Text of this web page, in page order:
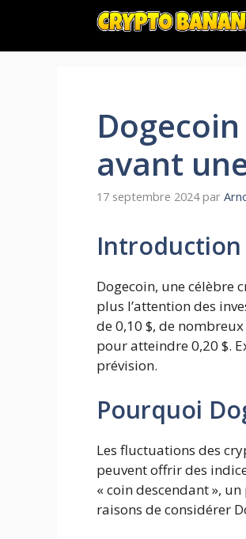
contenu
avant
17 septembre 2024 par
Introduction
Dogecoin, une célèbre
plus l’attention des
de 0,10 $, de
pour atteindre 0,20 $.
prévision.
Pourquoi
Les fluctuations des
peuvent offrir des
« coin descendant »,
raisons de considérer